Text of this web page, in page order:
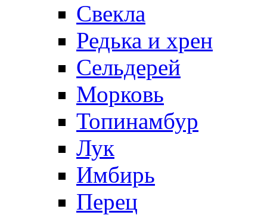
Свекла
Редька и хрен
Сельдерей
Морковь
Топинамбур
Лук
Имбирь
Перец